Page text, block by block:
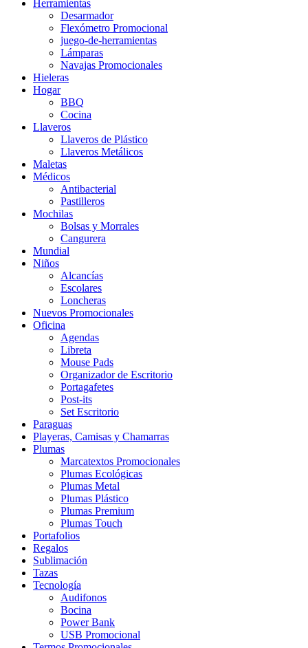
Herramientas
Desarmador
Flexómetro Promocional
juego-de-herramientas
Lámparas
Navajas Promocionales
Hieleras
Hogar
BBQ
Cocina
Llaveros
Llaveros de Plástico
Llaveros Metálicos
Maletas
Médicos
Antibacterial
Pastilleros
Mochilas
Bolsas y Morrales
Cangurera
Mundial
Niños
Alcancías
Escolares
Loncheras
Nuevos Promocionales
Oficina
Agendas
Libreta
Mouse Pads
Organizador de Escritorio
Portagafetes
Post-its
Set Escritorio
Paraguas
Playeras, Camisas y Chamarras
Plumas
Marcatextos Promocionales
Plumas Ecológicas
Plumas Metal
Plumas Plástico
Plumas Premium
Plumas Touch
Portafolios
Regalos
Sublimación
Tazas
Tecnología
Audifonos
Bocina
Power Bank
USB Promocional